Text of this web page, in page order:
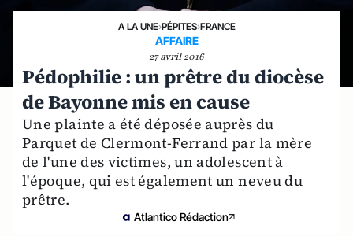
A LA UNE›PÉPITES›FRANCE
AFFAIRE
27 avril 2016
Pédophilie : un prêtre du diocèse
de Bayonne mis en cause
Une plainte a été déposée auprès du
Parquet de Clermont-Ferrand par la mère
de l'une des victimes, un adolescent à
l'époque, qui est également un neveu du
prêtre.
Atlantico Rédaction